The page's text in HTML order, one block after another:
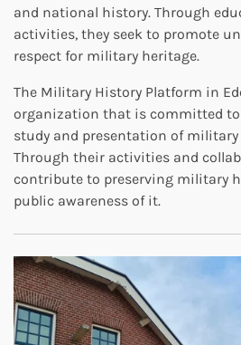
and national history. Through
activities, they seek to promote
respect for military heritage.
The Military History Platform in
organization that is committed
study and presentation of
Through their activities and
contribute to preserving military
public awareness of it.